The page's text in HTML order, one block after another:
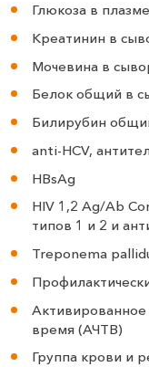
Глюкоза в плазме
Креатинин в
Мочевина в
Белок общий в
Билирубин
anti-HCV,
HBsAg
HIV 1,2 Ag/Ab
типов 1 и 2 и
Treponema
Активированное
время (АЧТВ)
Группа крови и